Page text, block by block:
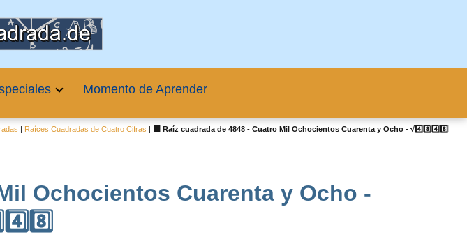
Momento de Aprender
| Raíces Cuadradas de Cuatro Cifras | 🟦 Raíz cuadrada de 4848 - Cuatro Mil Ochocientos Cuarenta y Ocho - √4️⃣8️⃣4️⃣8️⃣
Ochocientos Cuarenta y Ocho -